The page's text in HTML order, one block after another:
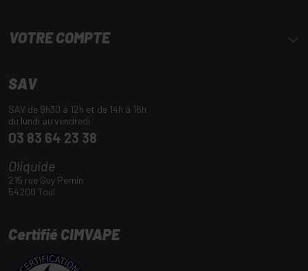
VOTRE COMPTE
SAV
SAV de 9h30 à 12h et de 14h à 16h
du lundi au vendredi
03 83 64 23 38
Oliquide
215 rue Guy Pernin
54200 Toul
Certifié CIMVAPE